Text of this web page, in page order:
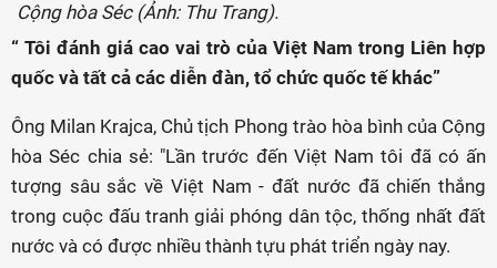
Cộng hòa Séc (Ảnh: Thu Trang).
“ Tôi đánh giá cao vai trò của Việt Nam trong Liên hợp
quốc và tất cả các diễn đàn, tổ chức quốc tế khác”
Ông Milan Krajca, Chủ tịch Phong trào hòa bình của Cộng
hòa Séc chia sẻ: "Lần trước đến Việt Nam tôi đã có ấn
tượng sâu sắc về Việt Nam - đất nước đã chiến thắng
trong cuộc đấu tranh giải phóng dân tộc, thống nhất đất
nước và có được nhiều thành tựu phát triển ngày nay.